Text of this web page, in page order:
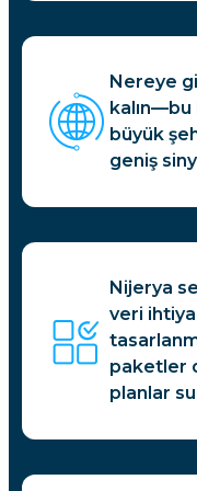
Nereye
büyük
geniş
Nijerya
veri
paketler
planlar